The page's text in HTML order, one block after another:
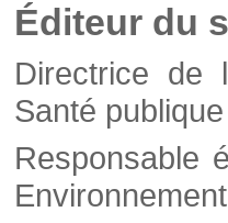
Éditeur du
Directrice de
Santé
Responsable